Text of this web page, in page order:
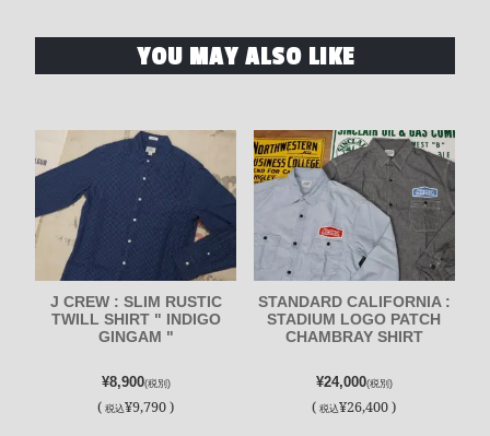
YOU MAY ALSO LIKE
J CREW : SLIM RUSTIC
TWILL SHIRT " INDIGO
GINGAM "
¥8,900(税別)
(税込¥9,790 )
STANDARD CALIFORNIA :
STADIUM LOGO PATCH
CHAMBRAY SHIRT
¥24,000(税別)
(税込¥26,400 )